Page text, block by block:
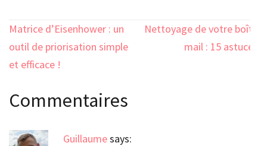
Navigation
de
l’article
Matrice d’Eisenhower : un
outil de priorisation simple
et efficace !
Nettoyage de votre boîte
mail : 15 astuces
Commentaires
Guillaumesays: